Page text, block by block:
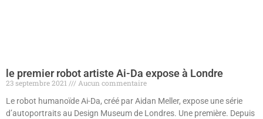
le premier robot artiste Ai-Da expose à Londre
23 septembre 2021
Aucun commentaire
Le robot humanoïde Ai-Da, créé par Aidan Meller, expose une série
d’autoportraits au Design Museum de Londres. Une première. Depuis